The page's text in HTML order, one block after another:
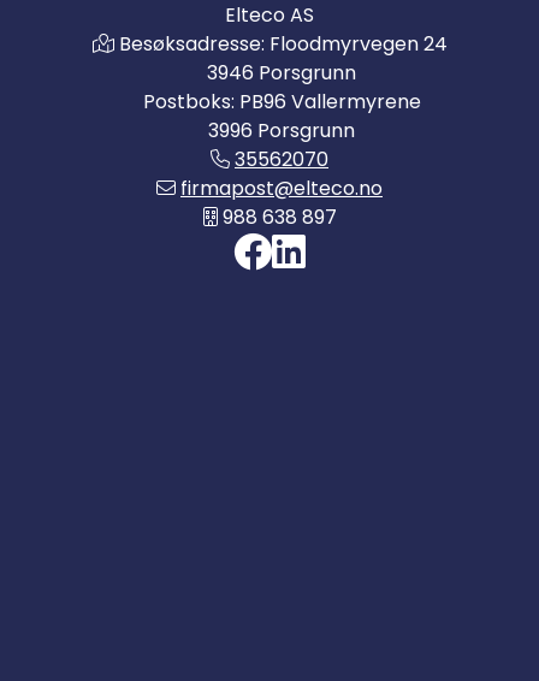
Elteco AS
Besøksadresse: Floodmyrvegen 24
3946 Porsgrunn
Postboks: PB96 Vallermyrene
3996 Porsgrunn
35562070
firmapost@elteco.no
988 638 897